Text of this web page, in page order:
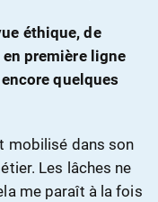
éthique, de
première ligne
quelques
mobilisé dans son
Les lâches ne
me paraît à la fois